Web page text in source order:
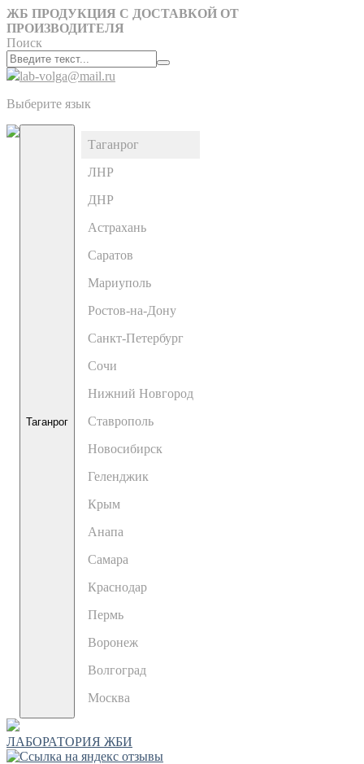
ЖБ ПРОДУКЦИЯ С ДОСТАВКОЙ ОТ
ПРОИЗВОДИТЕЛЯ
Поиск
lab-volga@mail.ru
Выберите язык
Таганрог
Таганрог
ЛНР
ДНР
Астрахань
Саратов
Мариуполь
Ростов-на-Дону
Санкт-Петербург
Сочи
Нижний Новгород
Ставрополь
Новосибирск
Геленджик
Крым
Анапа
Самара
Краснодар
Пермь
Воронеж
Волгоград
Москва
ЛАБОРАТОРИЯ ЖБИ